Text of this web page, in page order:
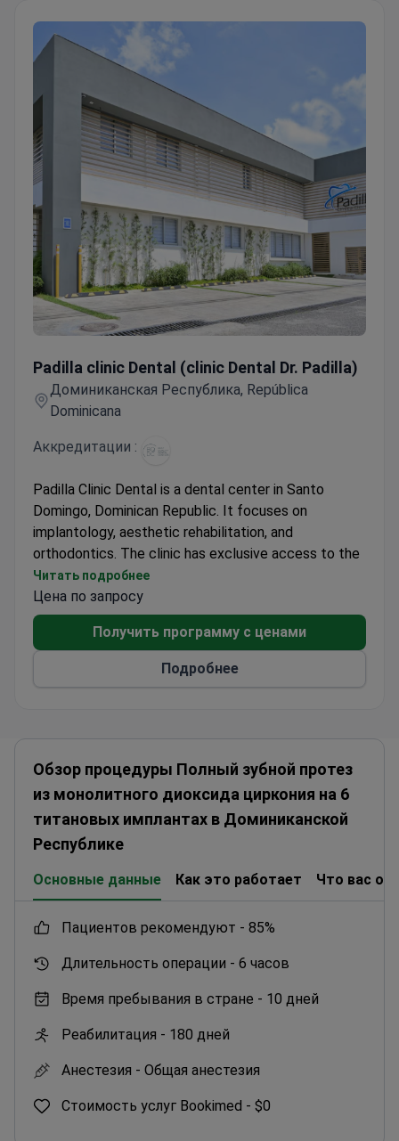
Padilla clinic Dental (clinic Dental Dr. Padilla)
Доминиканская Республика, República
Dominicana
Аккредитации :
Padilla Clinic Dental is a dental center in Santo
Domingo, Dominican Republic. It focuses on
implantology, aesthetic rehabilitation, and
orthodontics. The clinic has exclusive access to the
Lightouch Láser system in the country. This
technology allows non-surgical snoring treatment
without incisions or anesthesia. It also supports gum
therapy and advanced laser apicoectomy.
The clinic has run for over 40 years. Dr. John Padilla
treatments. Doctors trained in the United States,
Chile, and Brazil. The facility uses digital smile design
and intraoral scanning for precise planning.
Читать подробнее
Цена по запросу
Получить программу с ценами
Подробнее
Обзор процедуры Полный зубной протез
из монолитного диоксида циркония на 6
титановых имплантах в Доминиканской
Республике
Основные данные Как это работает Что вас
пациентов рекомендуют - 85%
Длительность операции - 6 часов
Время пребывания в стране - 10 дней
Реабилитация - 180 дней
Анестезия - Общая анестезия
Стоимость услуг Bookimed - $0